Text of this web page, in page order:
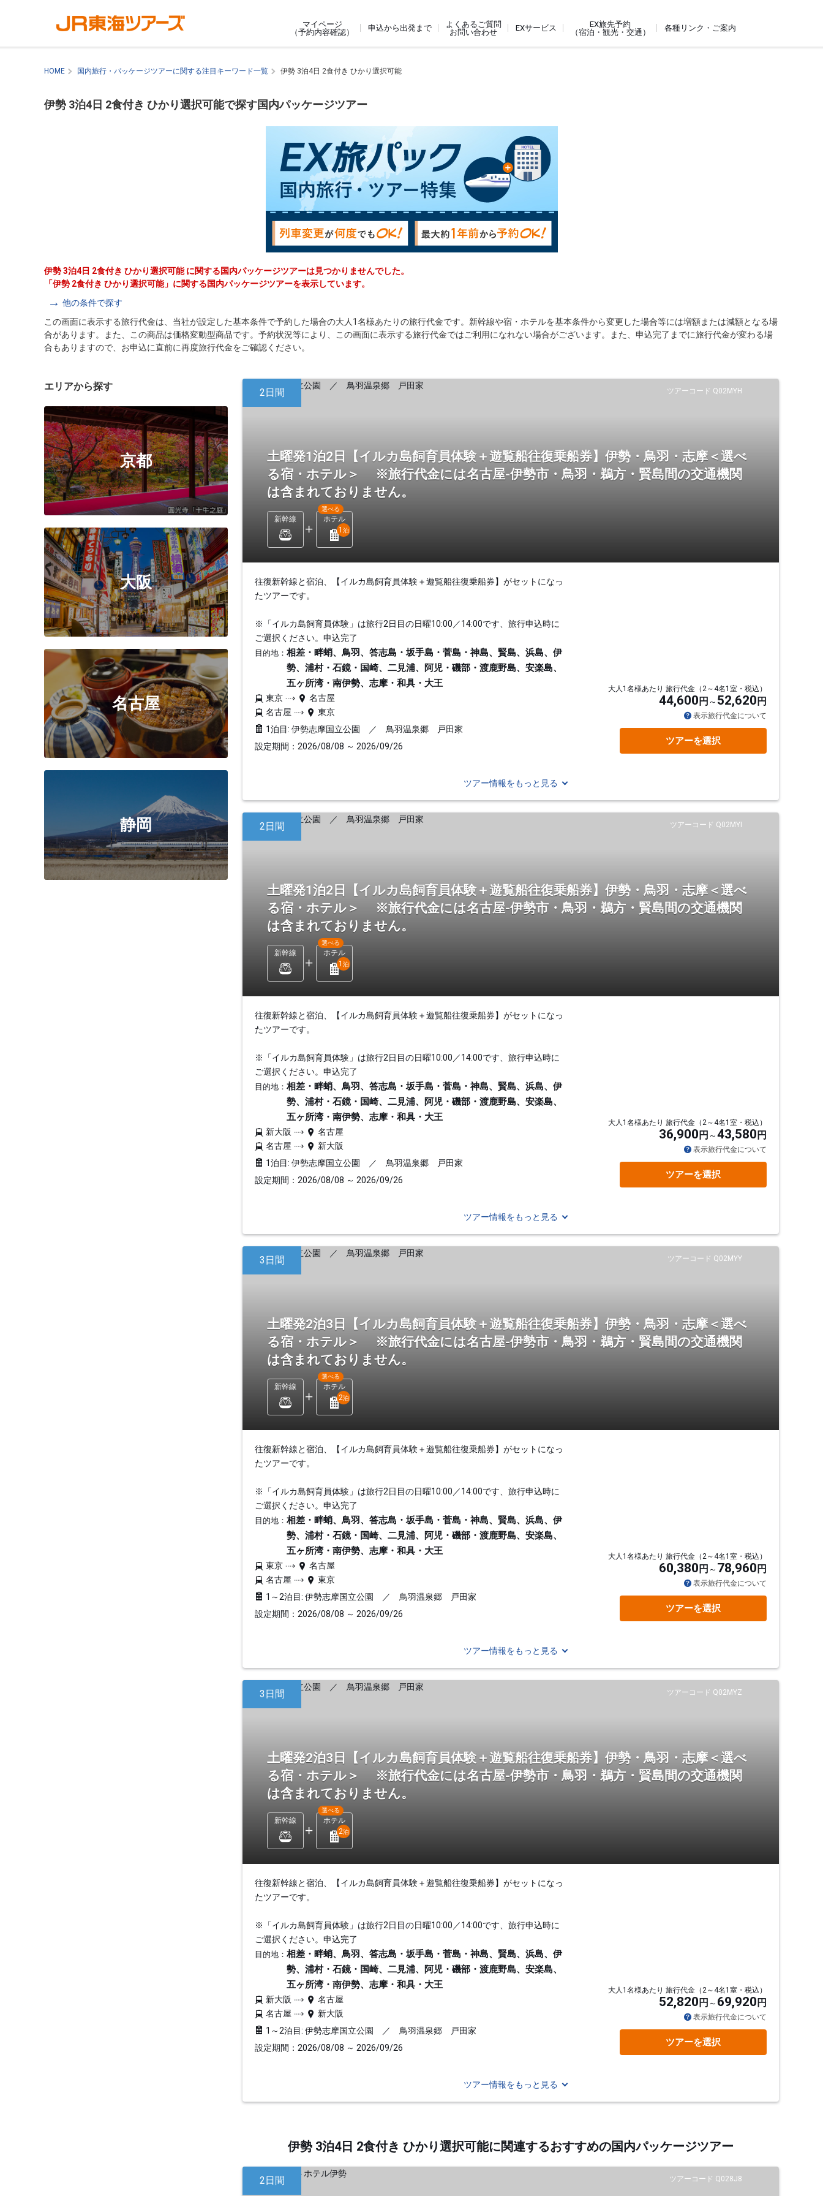
マイページ
（予約内容確認）
申込から出発まで
よくあるご質問
お問い合わせ
EXサービス
EX旅先予約
（宿泊・観光・交通）
各種リンク・ご案内
HOME 国内旅行・パッケージツアーに関する注目キーワード一覧 伊勢 3泊4日 2食付き ひかり選択可能
伊勢 3泊4日 2食付き ひかり選択可能で探す国内パッケージツアー
伊勢 3泊4日 2食付き ひかり選択可能 に関する国内パッケージツアーは見つかりませんでした。
「伊勢 2食付き ひかり選択可能」に関する国内パッケージツアーを表示しています。
他の条件で探す
この画面に表示する旅行代金は、当社が設定した基本条件で予約した場合の大人1名様あたりの旅行代金です。新幹線や宿・ホテルを基本条件から変更した場合等には増額または減額となる場
合があります。また、この商品は価格変動型商品です。予約状況等により、この画面に表示する旅行代金ではご利用になれない場合がございます。また、申込完了までに旅行代金が変わる場
合もありますので、お申込に直前に再度旅行代金をご確認ください。
エリアから探す
京都
大阪
名古屋
静岡
ツアーコード Q02MYH
2日間
土曜発1泊2日【イルカ島飼育員体験＋遊覧船往復乗船券】伊勢・鳥羽・志摩＜選べ
る宿・ホテル＞ ※旅行代金には名古屋-伊勢市・鳥羽・鵜方・賢島間の交通機関
は含まれておりません。
新幹線 ホテル
選べる
1 泊
往復新幹線と宿泊、【イルカ島飼育員体験＋遊覧船往復乗船券】がセットになっ
たツアーです。
※「イルカ島飼育員体験」は旅行2日目の日曜10:00／14:00です、旅行申込時に
ご選択ください。申込完了
目的地： 相差・畔蛸、鳥羽、答志島・坂手島・菅島・神島、賢島、浜島、伊
勢、浦村・石鏡・国崎、二見浦、阿児・磯部・渡鹿野島、安楽島、
五ヶ所湾・南伊勢、志摩・和具・大王
東京
名古屋
名古屋
東京
1泊目: 伊勢志摩国立公園 ／ 鳥羽温泉郷 戸田家
設定期間：2026/08/08 ～ 2026/09/26
大人1名様あたり 旅行代金（2～4名1室・税込）
44,600 円 52,620 円
表示旅行代金について
ツアーを選択
ツアー情報をもっと見る
ツアーコード Q02MYI
2日間
土曜発1泊2日【イルカ島飼育員体験＋遊覧船往復乗船券】伊勢・鳥羽・志摩＜選べ
る宿・ホテル＞ ※旅行代金には名古屋-伊勢市・鳥羽・鵜方・賢島間の交通機関
は含まれておりません。
新幹線 ホテル
選べる
1 泊
往復新幹線と宿泊、【イルカ島飼育員体験＋遊覧船往復乗船券】がセットになっ
たツアーです。
※「イルカ島飼育員体験」は旅行2日目の日曜10:00／14:00です、旅行申込時に
ご選択ください。申込完了
目的地： 相差・畔蛸、鳥羽、答志島・坂手島・菅島・神島、賢島、浜島、伊
勢、浦村・石鏡・国崎、二見浦、阿児・磯部・渡鹿野島、安楽島、
五ヶ所湾・南伊勢、志摩・和具・大王
新大阪
名古屋
名古屋
新大阪
1泊目: 伊勢志摩国立公園 ／ 鳥羽温泉郷 戸田家
設定期間：2026/08/08 ～ 2026/09/26
大人1名様あたり 旅行代金（2～4名1室・税込）
36,900 円 43,580 円
表示旅行代金について
ツアーを選択
ツアー情報をもっと見る
ツアーコード Q02MYY
3日間
土曜発2泊3日【イルカ島飼育員体験＋遊覧船往復乗船券】伊勢・鳥羽・志摩＜選べ
る宿・ホテル＞ ※旅行代金には名古屋-伊勢市・鳥羽・鵜方・賢島間の交通機関
は含まれておりません。
新幹線 ホテル
選べる
2泊
往復新幹線と宿泊、【イルカ島飼育員体験＋遊覧船往復乗船券】がセットになっ
たツアーです。
※「イルカ島飼育員体験」は旅行2日目の日曜10:00／14:00です、旅行申込時に
ご選択ください。申込完了
目的地： 相差・畔蛸、鳥羽、答志島・坂手島・菅島・神島、賢島、浜島、伊
勢、浦村・石鏡・国崎、二見浦、阿児・磯部・渡鹿野島、安楽島、
五ヶ所湾・南伊勢、志摩・和具・大王
東京
名古屋
名古屋
東京
1～2泊目: 伊勢志摩国立公園 ／ 鳥羽温泉郷 戸田家
設定期間：2026/08/08 ～ 2026/09/26
大人1名様あたり 旅行代金（2～4名1室・税込）
60,380 円 78,960 円
表示旅行代金について
ツアーを選択
ツアー情報をもっと見る
ツアーコード Q02MYZ
3日間
土曜発2泊3日【イルカ島飼育員体験＋遊覧船往復乗船券】伊勢・鳥羽・志摩＜選べ
る宿・ホテル＞ ※旅行代金には名古屋-伊勢市・鳥羽・鵜方・賢島間の交通機関
は含まれておりません。
新幹線 ホテル
選べる
2泊
往復新幹線と宿泊、【イルカ島飼育員体験＋遊覧船往復乗船券】がセットになっ
たツアーです。
※「イルカ島飼育員体験」は旅行2日目の日曜10:00／14:00です、旅行申込時に
ご選択ください。申込完了
目的地： 相差・畔蛸、鳥羽、答志島・坂手島・菅島・神島、賢島、浜島、伊
勢、浦村・石鏡・国崎、二見浦、阿児・磯部・渡鹿野島、安楽島、
五ヶ所湾・南伊勢、志摩・和具・大王
新大阪
名古屋
名古屋
新大阪
1～2泊目: 伊勢志摩国立公園 ／ 鳥羽温泉郷 戸田家
設定期間：2026/08/08 ～ 2026/09/26
大人1名様あたり 旅行代金（2～4名1室・税込）
52,820 円 69,920 円
表示旅行代金について
ツアーを選択
ツアー情報をもっと見る
伊勢 3泊4日 2食付き ひかり選択可能に関連するおすすめの国内パッケージツアー
ツアーコード Q028J8
2日間